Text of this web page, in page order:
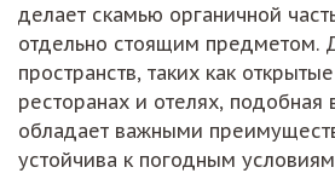
делает скамью органичной
отдельно стоящим предметом.
пространств, таких как
ресторанах и отелях, подобная
обладает важными
устойчива к погодным